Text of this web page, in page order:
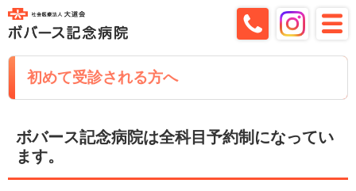
初めて受診される方へ
ボバース記念病院は全科目予約制になってい
ます。